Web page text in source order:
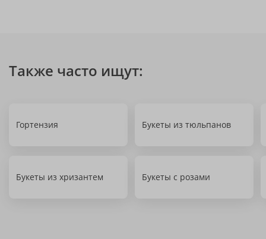
Также часто ищут:
Гортензия Букеты из тюльпанов
Букеты из хризантем Букеты с розами